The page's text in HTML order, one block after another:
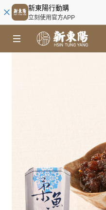
新東陽行動購
立刻使用官方APP